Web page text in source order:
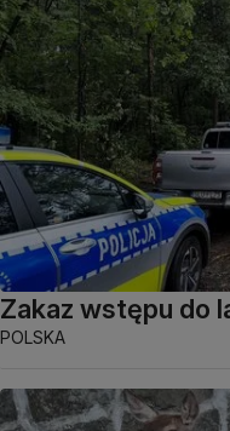
Zakaz wstępu do
POLSKA